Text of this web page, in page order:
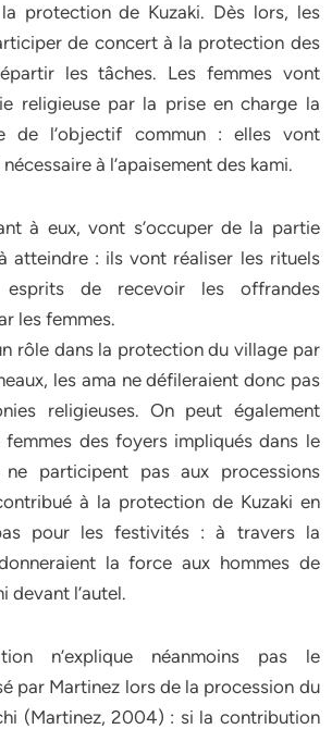
protection de Kuzaki. Dès lors, les
de concert à la protection des
les tâches. Les femmes vont
religieuse par la prise en charge la
de l’objectif commun : elles vont
à l’apaisement des kami.
à eux, vont s’occuper de la partie
atteindre : ils vont réaliser les rituels
esprits de recevoir les offrandes
les femmes.
rôle dans la protection du village par
les ama ne défileraient donc pas
religieuses. On peut également
femmes des foyers impliqués dans le
ne participent pas aux processions
à la protection de Kuzaki en
pour les festivités : à travers la
la force aux hommes de
devant l’autel.
n’explique néanmoins pas le
par Martinez lors de la procession du
(Martinez, 2004) : si la contribution